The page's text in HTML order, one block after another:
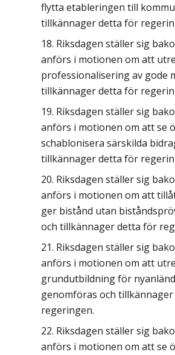
flytta etableringen till
tillkännager detta för
Riksdagen ställer sig
anförs i motionen om att
professionalisering av gode
tillkännager detta för
Riksdagen ställer sig
anförs i motionen om att se
schablonisera särskilda
tillkännager detta för
Riksdagen ställer sig
anförs i motionen om att
ger bistånd utan
och tillkännager detta för
Riksdagen ställer sig
anförs i motionen om att
grundutbildning för
genomföras och
regeringen.
Riksdagen ställer sig
anförs i motionen om att se